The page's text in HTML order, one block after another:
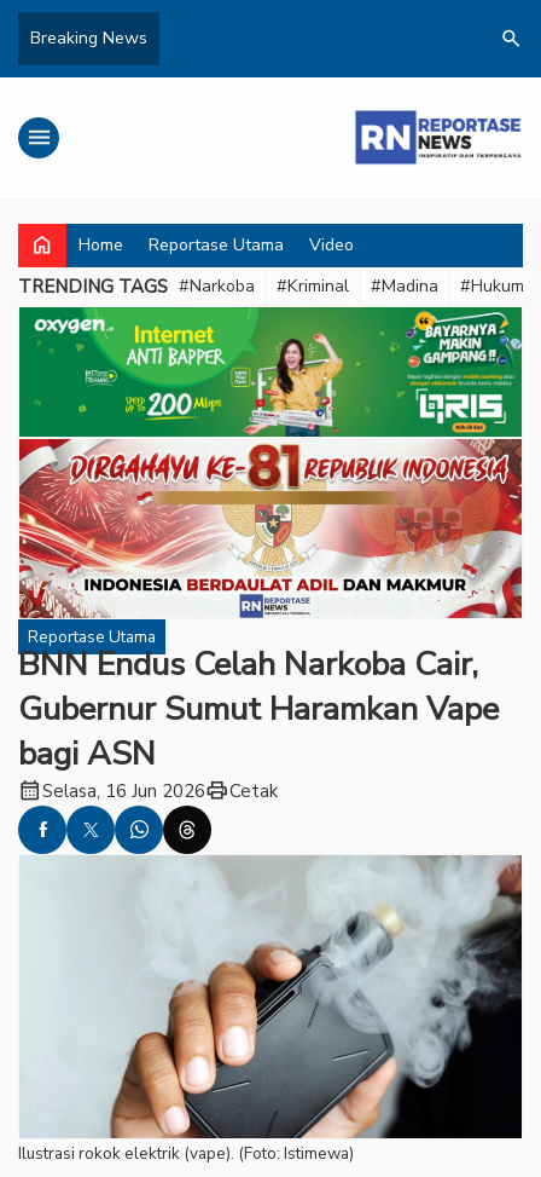
Breaking News search
menu
home Home Reportase Utama Video
TRENDING TAGS #Narkoba #Kriminal #Madina #Hukum
Reportase Utama
BNN Endus Celah Narkoba Cair,
Gubernur Sumut Haramkan Vape
bagi ASN
calendar_monthSelasa, 16 Jun 2026printCetak
Ilustrasi rokok elektrik (vape). (Foto: Istimewa)